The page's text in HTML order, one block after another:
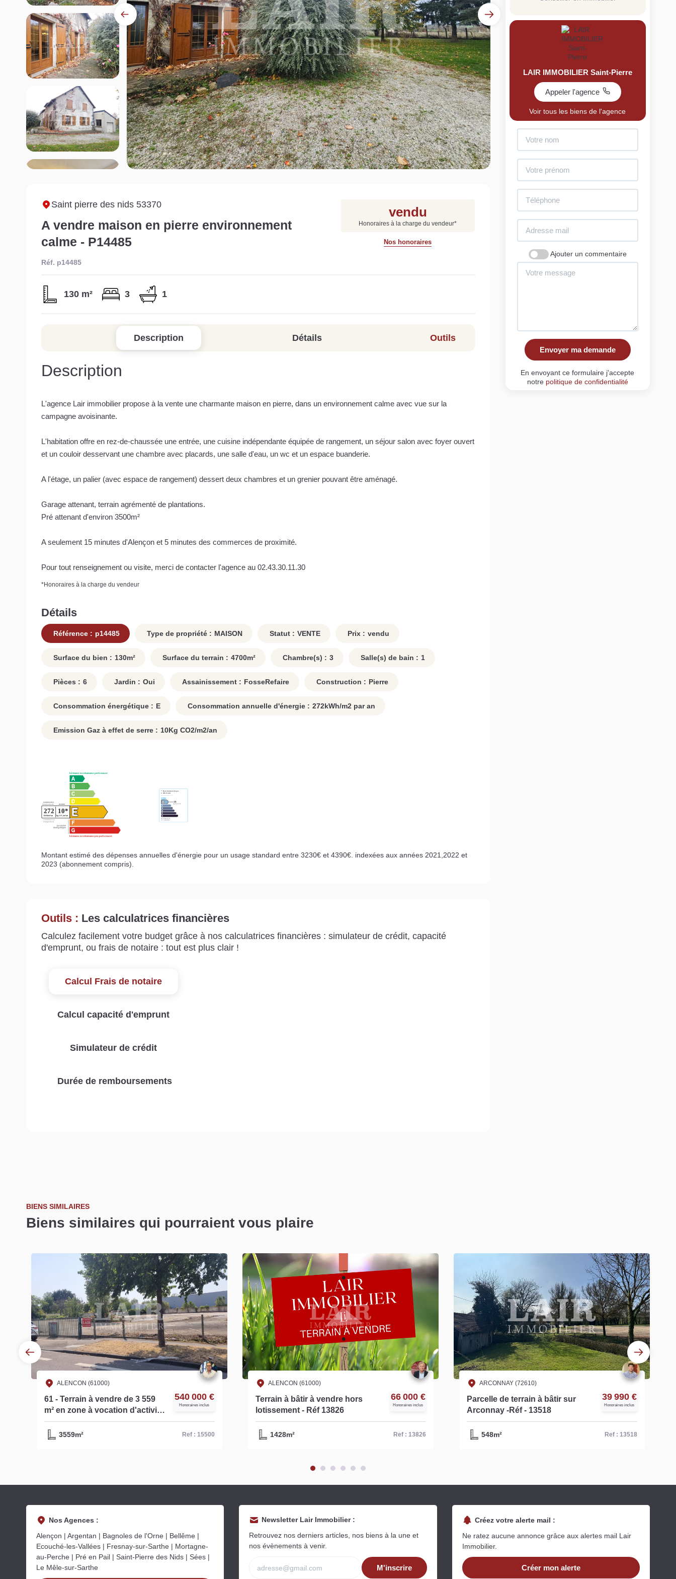
Gratuit
Estimez votre bien en ligne.
Rapide et gratuit, recevez votre estimation en
quelques clics.
Estimer mon bien maintenant
Saint pierre des nids 53370
A vendre maison en pierre environnement
calme - P14485
Réf. p14485
vendu
Honoraires à la charge du vendeur*
Nos honoraires
130 m² 3 1
Description Détails Outils
Description
L'agence Lair immobilier propose à la vente une charmante maison en pierre, dans un environnement calme avec vue sur la
campagne avoisinante.
L'habitation offre en rez-de-chaussée une entrée, une cuisine indépendante équipée de rangement, un séjour salon avec foyer ouvert
et un couloir desservant une chambre avec placards, une salle d'eau, un wc et un espace buanderie.
A l'étage, un palier (avec espace de rangement) dessert deux chambres et un grenier pouvant être aménagé.
Garage attenant, terrain agrémenté de plantations.
Pré attenant d'environ 3500m²
A seulement 15 minutes d'Alençon et 5 minutes des commerces de proximité.
Pour tout renseignement ou visite, merci de contacter l'agence au 02.43.30.11.30
*Honoraires à la charge du vendeur
Détails
Référence : p14485 Type de propriété : MAISON Statut : VENTE Prix : vendu
Surface du bien : 130m² Surface du terrain : 4700m² Chambre(s) : 3 Salle(s) de bain : 1
Pièces : 6 Jardin : Oui Assainissement : FosseRefaire Construction : Pierre
Consommation énergétique : E Consommation annuelle d'énergie : 272kWh/m2 par an
Emission Gaz à effet de serre : 10Kg CO2/m2/an
Montant estimé des dépenses annuelles d'énergie pour un usage standard entre 3230€ et 4390€. indexées aux années 2021,2022 et
2023 (abonnement compris).
Outils : Les calculatrices financières
Calculez facilement votre budget grâce à nos calculatrices financières : simulateur de crédit, capacité
d'emprunt, ou frais de notaire : tout est plus clair !
Calcul Frais de notaire
Calcul capacité d'emprunt
Simulateur de crédit
Durée de remboursements
LAIR IMMOBILIER Saint-Pierre
Appeler l'agence
Voir tous les biens de l'agence
Ajouter un commentaire
Envoyer ma demande
En envoyant ce formulaire j'accepte
notre politique de confidentialité
BIENS SIMILAIRES
Biens similaires qui pourraient vous plaire
ALENCON (61000)
61 - Terrain à vendre de 3 559
m² en zone à vocation d'activité
et de commerce de détail - Réf.
15500
540 000 €
Honoraires inclus
3559m² Ref : 15500
ALENCON (61000)
Terrain à bâtir à vendre hors
lotissement - Réf 13826
66 000 €
Honoraires inclus
1428m² Ref : 13826
ARCONNAY (72610)
Parcelle de terrain à bâtir sur
Arconnay -Réf - 13518
39 990 €
Honoraires inclus
548m² Ref : 13518
Nos Agences :
Alençon | Argentan | Bagnoles de l'Orne | Bellême |
Ecouché-les-Vallées | Fresnay-sur-Sarthe | Mortagne-
au-Perche | Pré en Pail | Saint-Pierre des Nids | Sées |
Le Mêle-sur-Sarthe
Newsletter Lair Immobilier :
Retrouvez nos derniers articles, nos biens à la une et
nos évènements à venir.
M'inscrire
Créez votre alerte mail :
Ne ratez aucune annonce grâce aux alertes mail Lair
Immobilier.
Créer mon alerte